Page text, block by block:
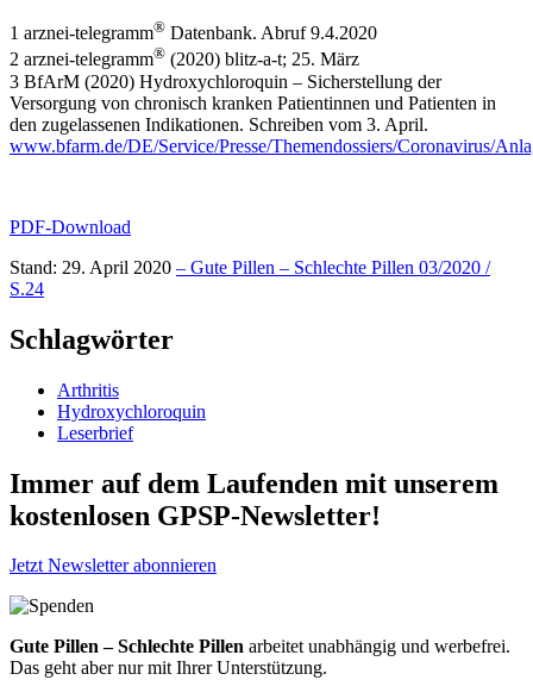
1 arznei-telegramm® Datenbank. Abruf 9.4.2020
2 arznei-telegramm® (2020) blitz-a-t; 25. März
3 BfArM (2020) Hydroxychloroquin – Sicher­stellung der
Versorgung von chronisch kranken Patientinnen und Patienten in
den zugelassenen Indikationen. Schreiben vom 3. April.
www.bfarm.de/DE/Service/Presse/Themendossiers/Coronavirus/
PDF-Download
Stand: 29. April 2020 – Gute Pillen – Schlechte Pillen 03/2020 /
S.24
Schlagwörter
Arthritis
Hydroxychloroquin
Leserbrief
Immer auf dem Laufenden mit unserem
kostenlosen GPSP-Newsletter!
Jetzt Newsletter abonnieren
Gute Pillen – Schlechte Pillen arbeitet unabhängig und werbefrei.
Das geht aber nur mit Ihrer Unterstützung.